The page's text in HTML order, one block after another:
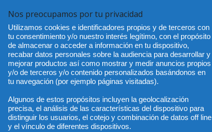
representantes de los trabajadores o a decisión de la
legales de los trabajadores.
registrar la hora de inicio y de fin de la jornada o si
entradas, por ejemplo para el desayuno, comidas y
la jornada de trabajo diaria. En este caso la norma no
señala el registro de la hora de inicio y fin, pero
registrar todas y cada una de las
con la finalidad de que el resultado del cómputo
de trabajo efectivo que señala el Estatuto de los
ya que imaginemos que solamente se
Nos preocupamos por tu privacidad
Utilizamos cookies e identificadores propios y de terceros con
tu consentimiento y/o nuestro interés legítimo, con el propósito
de almacenar o acceder a información en tu dispositivo,
recabar datos personales sobre la audiencia para desarrollar y
mejorar productos así como mostrar y medir anuncios propios
y/o de terceros y/o contenido personalizados basándonos en
tu navegación (por ejemplo páginas visitadas).
Algunos de estos propósitos incluyen la geolocalización
precisa, el análisis de las características del dispositivo para
distinguir los usuarios, el cotejo y combinación de datos off line
y el vínculo de diferentes dispositivos.